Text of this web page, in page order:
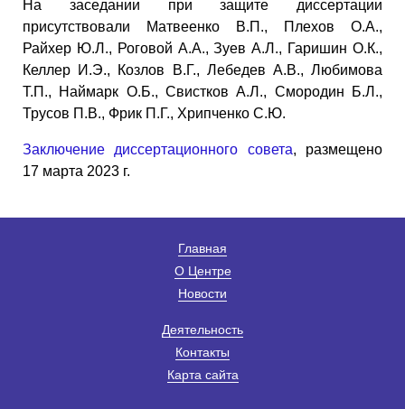
На заседании при защите диссертации
присутствовали Матвеенко В.П., Плехов О.А.,
Райхер Ю.Л., Роговой А.А., Зуев А.Л., Гаришин О.К.,
Келлер И.Э., Козлов В.Г., Лебедев А.В., Любимова
Т.П., Наймарк О.Б., Свистков А.Л., Смородин Б.Л.,
Трусов П.В., Фрик П.Г., Хрипченко С.Ю.
Заключение диссертационного совета, размещено
17 марта 2023 г.
Главная
О Центре
Новости
Деятельность
Контакты
Карта сайта